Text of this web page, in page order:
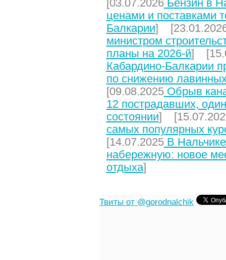
[03.07.2026Бензин в
ценами и поставками
Балкарии]
министром
планы на 2026-й]
Кабардино-Балкарии
по снижению
[09.08.2025Обрыв
12 пострадавших,
состоянии]
самых популярных
[14.07.2025В
набережную: новое
отдыха]
Твиты от @gorodnalchik